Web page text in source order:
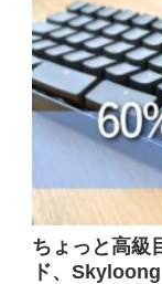
ちょっと高級
ド、